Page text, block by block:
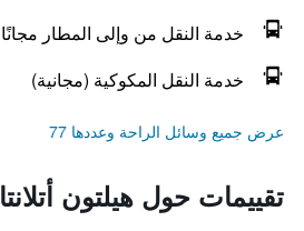
خدمة النقل من وإلى المطار مجانًا
خدمة النقل المكوكية (مجانية)
عرض جميع وسائل الراحة وعددها 77
تقييمات حول هيلتون